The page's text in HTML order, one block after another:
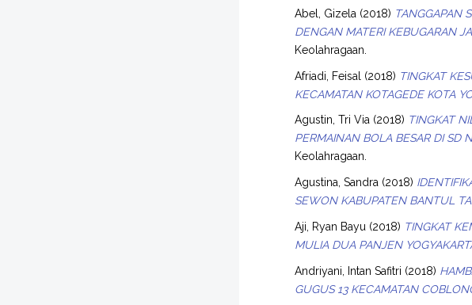
Abel, Gizela (2018) TANGGAPAN
DENGAN MATERI KEBUGARAN
Keolahragaan.
Afriadi, Feisal (2018) TINGKAT
KECAMATAN KOTAGEDE KOTA
Agustin, Tri Via (2018) TINGKAT
PERMAINAN BOLA BESAR DI SD
Keolahragaan.
Agustina, Sandra (2018)
SEWON KABUPATEN BANTUL
Aji, Ryan Bayu (2018) TINGKAT
MULIA DUA PANJEN
Andriyani, Intan Safitri (2018)
GUGUS 13 KECAMATAN